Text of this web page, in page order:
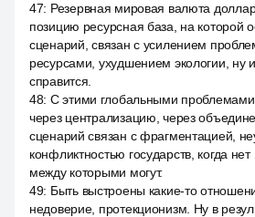
47: Резервная мировая валюта
позицию ресурсная база, на которой
сценарий, связан с усилением
ресурсами, ухудшением экологии, ну
справится.
48: С этими глобальными проблемами
через централизацию, через
сценарий связан с фрагментацией,
конфликтностью государств, когда
между которыми могут.
49: Быть выстроены какие-то
недоверие, протекционизм. Ну в